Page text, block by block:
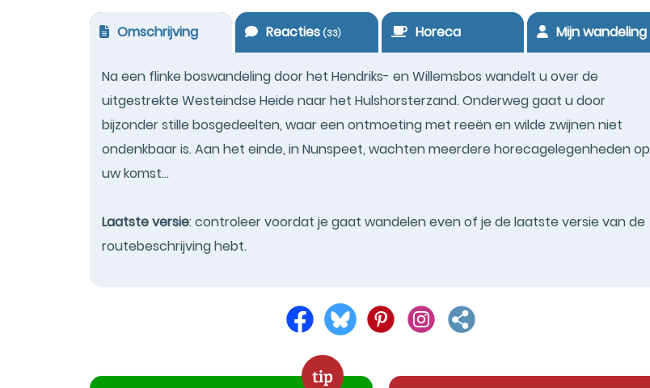
Omschrijving Reacties(33) Horeca Mijn wandeling
Na een flinke boswandeling door het Hendriks- en Willemsbos wandelt u over de
uitgestrekte Westeindse Heide naar het Hulshorsterzand. Onderweg gaat u door
bijzonder stille bosgedeelten, waar een ontmoeting met reeën en wilde zwijnen niet
ondenkbaar is. Aan het einde, in Nunspeet, wachten meerdere horecagelegenheden op
uw komst...
Laatste versie: controleer voordat je gaat wandelen even of je de laatste versie van de
routebeschrijving hebt.
tip